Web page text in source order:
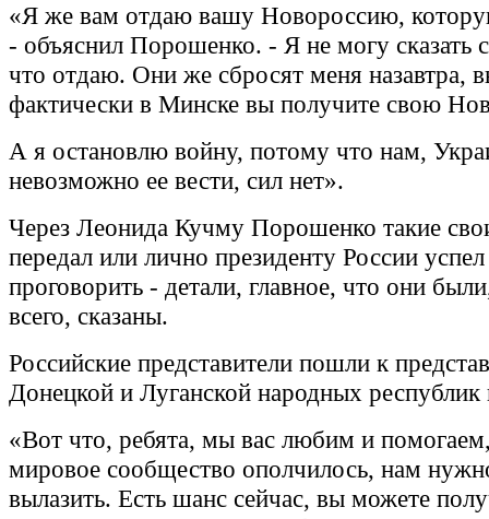
«Я же вам отдаю вашу Новороссию,
- объяснил Порошенко. - Я не могу сказать
что отдаю. Они же сбросят меня назавтра,
фактически в Минске вы получите свою
А я остановлю войну, потому что нам,
невозможно ее вести, сил нет».
Через Леонида Кучму Порошенко такие
передал или лично президенту России успел
проговорить - детали, главное, что они
всего, сказаны.
Российские представители пошли к
Донецкой и Луганской народных республик
«Вот что, ребята, мы вас любим и
мировое сообщество ополчилось, нам
вылазить. Есть шанс сейчас, вы можете